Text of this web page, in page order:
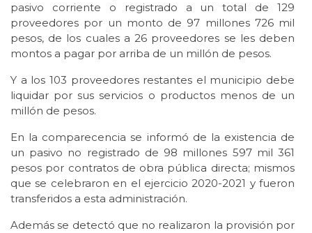
pasivo corriente o registrado a un total de 129
proveedores por un monto de 97 millones 726 mil
pesos, de los cuales a 26 proveedores se les deben
montos a pagar por arriba de un millón de pesos.
Y a los 103 proveedores restantes el municipio debe
liquidar por sus servicios o productos menos de un
millón de pesos.
En la comparecencia se informó de la existencia de
un pasivo no registrado de 98 millones 597 mil 361
pesos por contratos de obra pública directa; mismos
que se celebraron en el ejercicio 2020-2021 y fueron
transferidos a esta administración.
Además se detectó que no realizaron la provisión por